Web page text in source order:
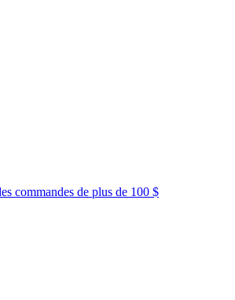
commandes de plus de 100 $